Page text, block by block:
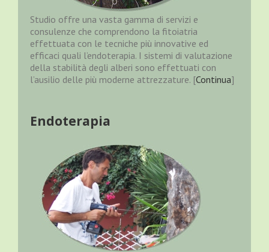
Studio offre una vasta gamma di servizi e
consulenze che comprendono la fitoiatria
effettuata con le tecniche più innovative ed
efficaci quali l’endoterapia. I sistemi di valutazione
della stabilità degli alberi sono effettuati con
l’ausilio delle più moderne attrezzature. [Continua]
Endoterapia